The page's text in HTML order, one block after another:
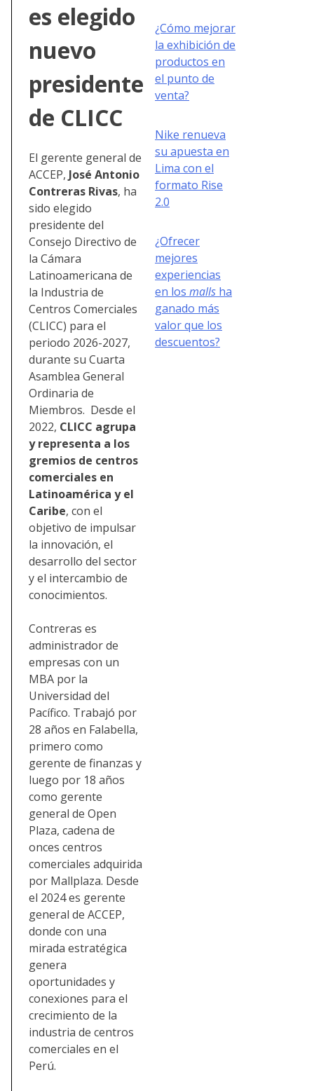
es elegido
nuevo
presidente
de CLICC
El gerente general de
ACCEP, José Antonio
Contreras Rivas, ha
sido elegido
presidente del
Consejo Directivo de
la Cámara
Latinoamericana de
la Industria de
Centros Comerciales
(CLICC) para el
periodo 2026-2027,
durante su Cuarta
Asamblea General
Ordinaria de
Miembros. Desde el
2022, CLICC agrupa
y representa a los
gremios de centros
comerciales en
Latinoamérica y el
Caribe, con el
objetivo de impulsar
la innovación, el
desarrollo del sector
y el intercambio de
conocimientos.
Contreras es
administrador de
empresas con un
MBA por la
Universidad del
Pacífico. Trabajó por
28 años en Falabella,
primero como
gerente de finanzas y
luego por 18 años
como gerente
general de Open
Plaza, cadena de
onces centros
comerciales adquirida
por Mallplaza. Desde
el 2024 es gerente
general de ACCEP,
donde con una
mirada estratégica
genera
oportunidades y
conexiones para el
crecimiento de la
industria de centros
comerciales en el
Perú.
¿Cómo mejorar
la exhibición de
productos en
el punto de
venta?
Nike renueva
su apuesta en
Lima con el
formato Rise
2.0
¿Ofrecer
mejores
experiencias
en los malls ha
ganado más
valor que los
descuentos?